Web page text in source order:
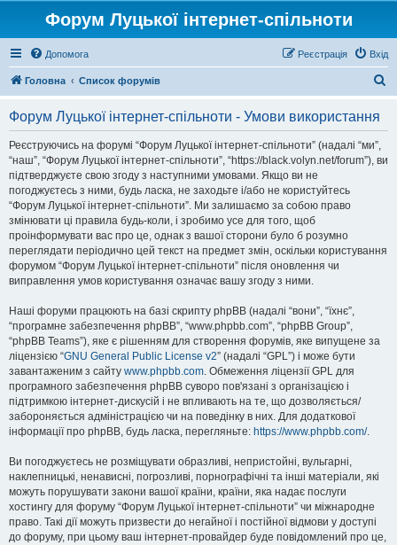
Форум Луцької інтернет-спільноти
Допомога Вхід
Реєстрація
Головна Список форумів
Форум Луцької інтернет-спільноти - Умови використання
Реєструючись на форумі “Форум Луцької інтернет-спільноти” (надалі “ми”,
“наш”, “Форум Луцької інтернет-спільноти”, “https://black.volyn.net/forum”), ви
підтверджуєте свою згоду з наступними умовами. Якщо ви не
погоджуєтесь з ними, будь ласка, не заходьте і/або не користуйтесь
“Форум Луцької інтернет-спільноти”. Ми залишаємо за собою право
змінювати ці правила будь-коли, і зробимо усе для того, щоб
проінформувати вас про це, однак з вашої сторони було б розумно
переглядати періодично цей текст на предмет змін, оскільки користування
форумом “Форум Луцької інтернет-спільноти” після оновлення чи
виправлення умов користування означає вашу згоду з ними.
Наші форуми працюють на базі скрипту phpBB (надалі “вони”, “їхнє”,
“програмне забезпечення phpBB”, “www.phpbb.com”, “phpBB Group”,
“phpBB Teams”), яке є рішенням для створення форумів, яке випущене за
ліцензією “GNU General Public License v2” (надалі “GPL”) і може бути
завантаженим з сайту www.phpbb.com. Обмеження ліцензії GPL для
програмного забезпечення phpBB суворо пов'язані з організацією і
підтримкою інтернет-дискусій і не впливають на те, що дозволяється/
забороняється адміністрацією чи на поведінку в них. Для додаткової
інформації про phpBB, будь ласка, перегляньте: https://www.phpbb.com/.
Ви погоджуєтесь не розміщувати образливі, непристойні, вульгарні,
наклепницькі, ненависні, погрозливі, порнографічні та інші матеріали, які
можуть порушувати закони вашої країни, країни, яка надає послуги
хостингу для форуму “Форум Луцької інтернет-спільноти” чи міжнародне
право. Такі дії можуть призвести до негайної і постійної відмови у доступі
до форуму, при цьому ваш інтернет-провайдер буде повідомлений про це,